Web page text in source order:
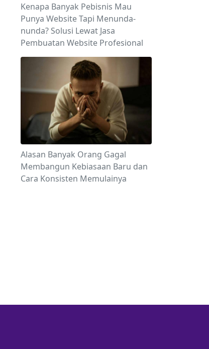
Kenapa Banyak Pebisnis Mau
Punya Website Tapi Menunda-
nunda? Solusi Lewat Jasa
Pembuatan Website Profesional
Alasan Banyak Orang Gagal
Membangun Kebiasaan Baru dan
Cara Konsisten Memulainya